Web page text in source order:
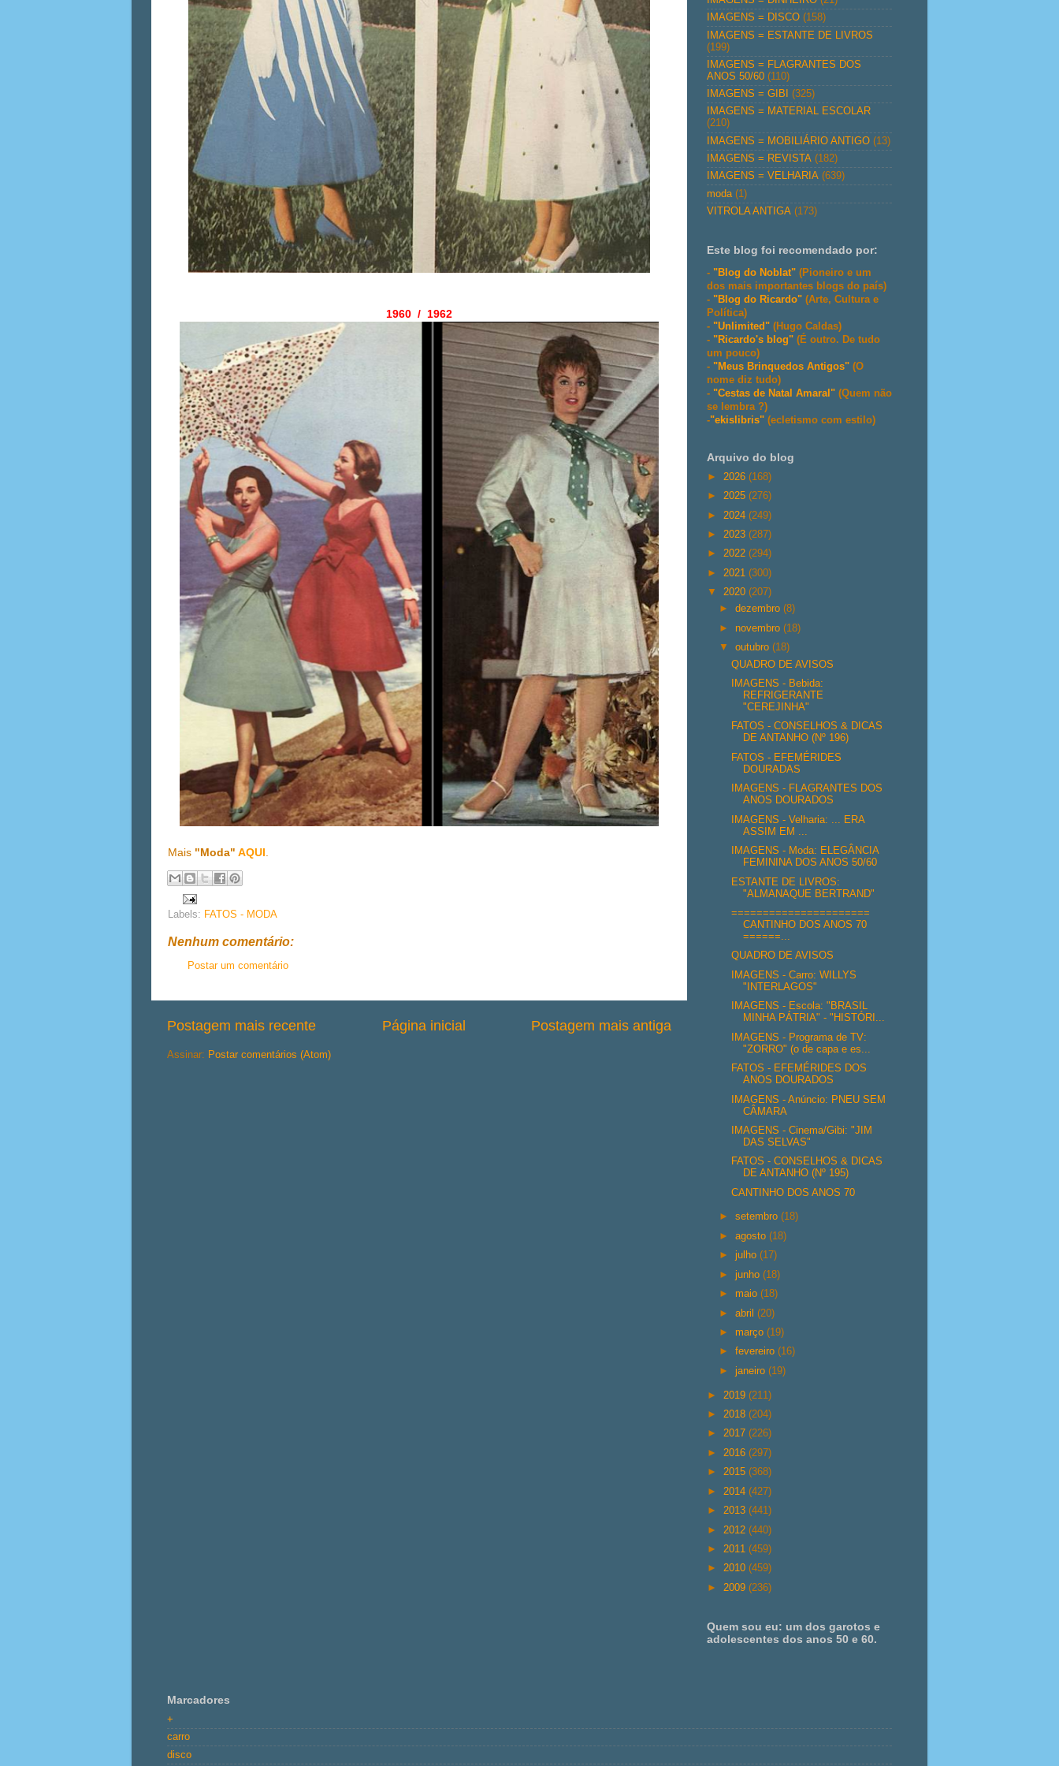
1960 / 1962
Mais "Moda" AQUI.
Labels: FATOS - MODA
Nenhum comentário:
Postar um comentário
Postagem mais recente Postagem mais antiga
Página inicial
Assinar: Postar comentários (Atom)
IMAGENS = DISCO (158)
IMAGENS = ESTANTE DE LIVROS
(199)
IMAGENS = FLAGRANTES DOS
ANOS 50/60 (110)
IMAGENS = GIBI
(325)
IMAGENS = MATERIAL ESCOLAR
(210)
IMAGENS = MOBILIÁRIO ANTIGO (13)
IMAGENS = REVISTA (182)
IMAGENS = VELHARIA (639)
moda (1)
VITROLA ANTIGA (173)
Este blog foi recomendado por:
- "Blog do Noblat" (Pioneiro e um
dos mais importantes blogs do país)
- "Blog do Ricardo" (Arte, Cultura e
Política)
- "Unlimited" (Hugo Caldas)
- "Ricardo's blog" (É outro. De tudo
um pouco)
- "Meus Brinquedos Antigos" (O
nome diz tudo)
- "Cestas de Natal Amaral" (Quem não
se lembra ?)
-"ekislibris" (ecletismo com estilo)
Arquivo do blog
► 2026 (168)
► 2025 (276)
► 2024 (249)
► 2023 (287)
► 2022 (294)
► 2021 (300)
▼ 2020 (207)
►dezembro(8)
► novembro(18)
▼outubro(18)
QUADRO DE AVISOS
IMAGENS - Bebida:
REFRIGERANTE
"CEREJINHA"
FATOS - CONSELHOS & DICAS
DE ANTANHO (Nº 196)
FATOS - EFEMÉRIDES
DOURADAS
IMAGENS - FLAGRANTES DOS
ANOS DOURADOS
IMAGENS - Velharia: ... ERA
ASSIM EM ...
IMAGENS - Moda: ELEGÂNCIA
FEMININA DOS ANOS 50/60
ESTANTE DE LIVROS:
"ALMANAQUE BERTRAND"
======================
CANTINHO DOS ANOS 70
======...
QUADRO DE AVISOS
IMAGENS - Carro: WILLYS
"INTERLAGOS"
IMAGENS - Escola: "BRASIL
MINHA PÁTRIA" - "HISTÓRI...
IMAGENS - Programa de TV:
"ZORRO" (o de capa e es...
FATOS - EFEMÉRIDES DOS
ANOS DOURADOS
IMAGENS - Anúncio: PNEU SEM
CÂMARA
IMAGENS - Cinema/Gibi: "JIM
DAS SELVAS"
FATOS - CONSELHOS & DICAS
DE ANTANHO (Nº 195)
CANTINHO DOS ANOS 70
►setembro(18)
►agosto(18)
►julho(17)
►junho(18)
► maio(18)
►abril(20)
► março(19)
►fevereiro(16)
►janeiro(19)
► 2019 (211)
► 2018 (204)
► 2017 (226)
► 2016 (297)
► 2015 (368)
► 2014 (427)
► 2013 (441)
► 2012 (440)
► 2011 (459)
► 2010 (459)
► 2009 (236)
Quem sou eu: um dos garotos e
adolescentes dos anos 50 e 60.
Marcadores
+
carro
disco